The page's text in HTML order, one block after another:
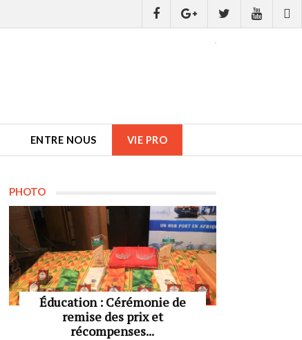
ENTRE NOUS VIE PRO
PHOTO
Éducation : Cérémonie de
remise des prix et
récompenses...